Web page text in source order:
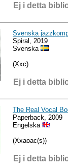
Ej i detta
Svenska
Spiral, 2019
Svenska
(Xxc)
Ej i detta
The Real Vocal
Paperback, 2009
Engelska
(Xxaoac(s))
Ej i detta